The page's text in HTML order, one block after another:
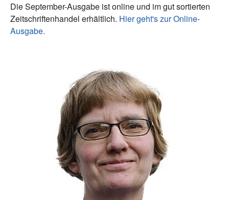
Die September-Ausgabe ist online und im gut sortierten
Zeitschriftenhandel erhältlich. Hier geht's zur Online-
Ausgabe.